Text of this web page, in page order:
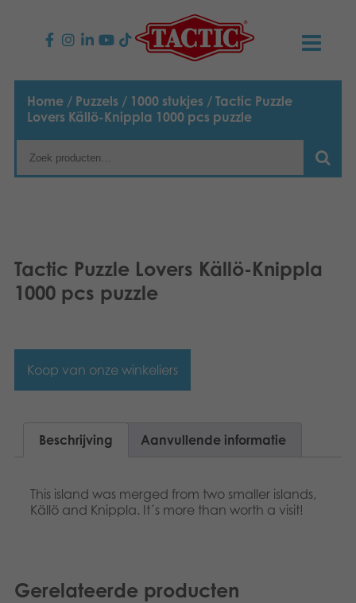
PRODUCTEN
Kinderspellen
Familiespellen
Buitenspellen
Speelgoed
Gearchiveerde producten
TACTIC
Ons verhaal
LinksEnglish
Norsk
Svenska
Home / Puzzels / 1000 stukjes / Tactic Puzzle
Lovers Källö-Knippla 1000 pcs puzzle
Tactic Puzzle Lovers Källö-Knippla
1000 pcs puzzle
Koop van onze winkeliers
Beschrijving Aanvullende informatie
This island was merged from two smaller islands,
Källö and Knippla. It´s more than worth a visit!
Gerelateerde producten